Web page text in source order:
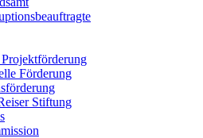
Förderung
Stiftung